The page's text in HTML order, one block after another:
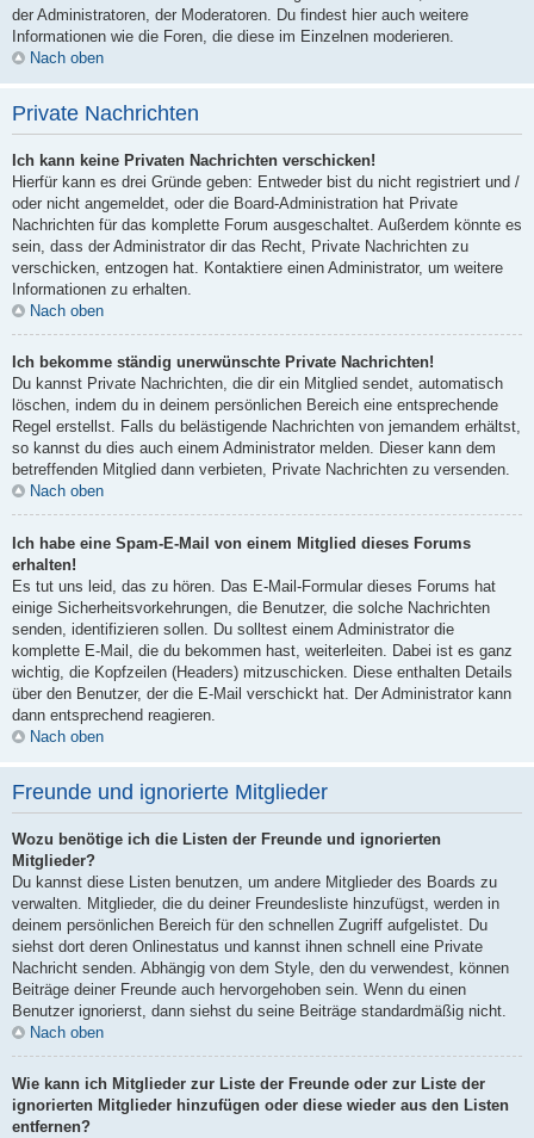
der Administratoren, der Moderatoren. Du findest hier auch weitere
Informationen wie die Foren, die diese im Einzelnen moderieren.
Nach oben
Private Nachrichten
Ich kann keine Privaten Nachrichten verschicken!
Hierfür kann es drei Gründe geben: Entweder bist du nicht registriert und /
oder nicht angemeldet, oder die Board-Administration hat Private
Nachrichten für das komplette Forum ausgeschaltet. Außerdem könnte es
sein, dass der Administrator dir das Recht, Private Nachrichten zu
verschicken, entzogen hat. Kontaktiere einen Administrator, um weitere
Informationen zu erhalten.
Nach oben
Ich bekomme ständig unerwünschte Private Nachrichten!
Du kannst Private Nachrichten, die dir ein Mitglied sendet, automatisch
löschen, indem du in deinem persönlichen Bereich eine entsprechende
Regel erstellst. Falls du belästigende Nachrichten von jemandem erhältst,
so kannst du dies auch einem Administrator melden. Dieser kann dem
betreffenden Mitglied dann verbieten, Private Nachrichten zu versenden.
Nach oben
Ich habe eine Spam-E-Mail von einem Mitglied dieses Forums
erhalten!
Es tut uns leid, das zu hören. Das E-Mail-Formular dieses Forums hat
einige Sicherheitsvorkehrungen, die Benutzer, die solche Nachrichten
senden, identifizieren sollen. Du solltest einem Administrator die
komplette E-Mail, die du bekommen hast, weiterleiten. Dabei ist es ganz
wichtig, die Kopfzeilen (Headers) mitzuschicken. Diese enthalten Details
über den Benutzer, der die E-Mail verschickt hat. Der Administrator kann
dann entsprechend reagieren.
Nach oben
Freunde und ignorierte Mitglieder
Wozu benötige ich die Listen der Freunde und ignorierten
Mitglieder?
Du kannst diese Listen benutzen, um andere Mitglieder des Boards zu
verwalten. Mitglieder, die du deiner Freundesliste hinzufügst, werden in
deinem persönlichen Bereich für den schnellen Zugriff aufgelistet. Du
siehst dort deren Onlinestatus und kannst ihnen schnell eine Private
Nachricht senden. Abhängig von dem Style, den du verwendest, können
Beiträge deiner Freunde auch hervorgehoben sein. Wenn du einen
Benutzer ignorierst, dann siehst du seine Beiträge standardmäßig nicht.
Nach oben
Wie kann ich Mitglieder zur Liste der Freunde oder zur Liste der
ignorierten Mitglieder hinzufügen oder diese wieder aus den Listen
entfernen?